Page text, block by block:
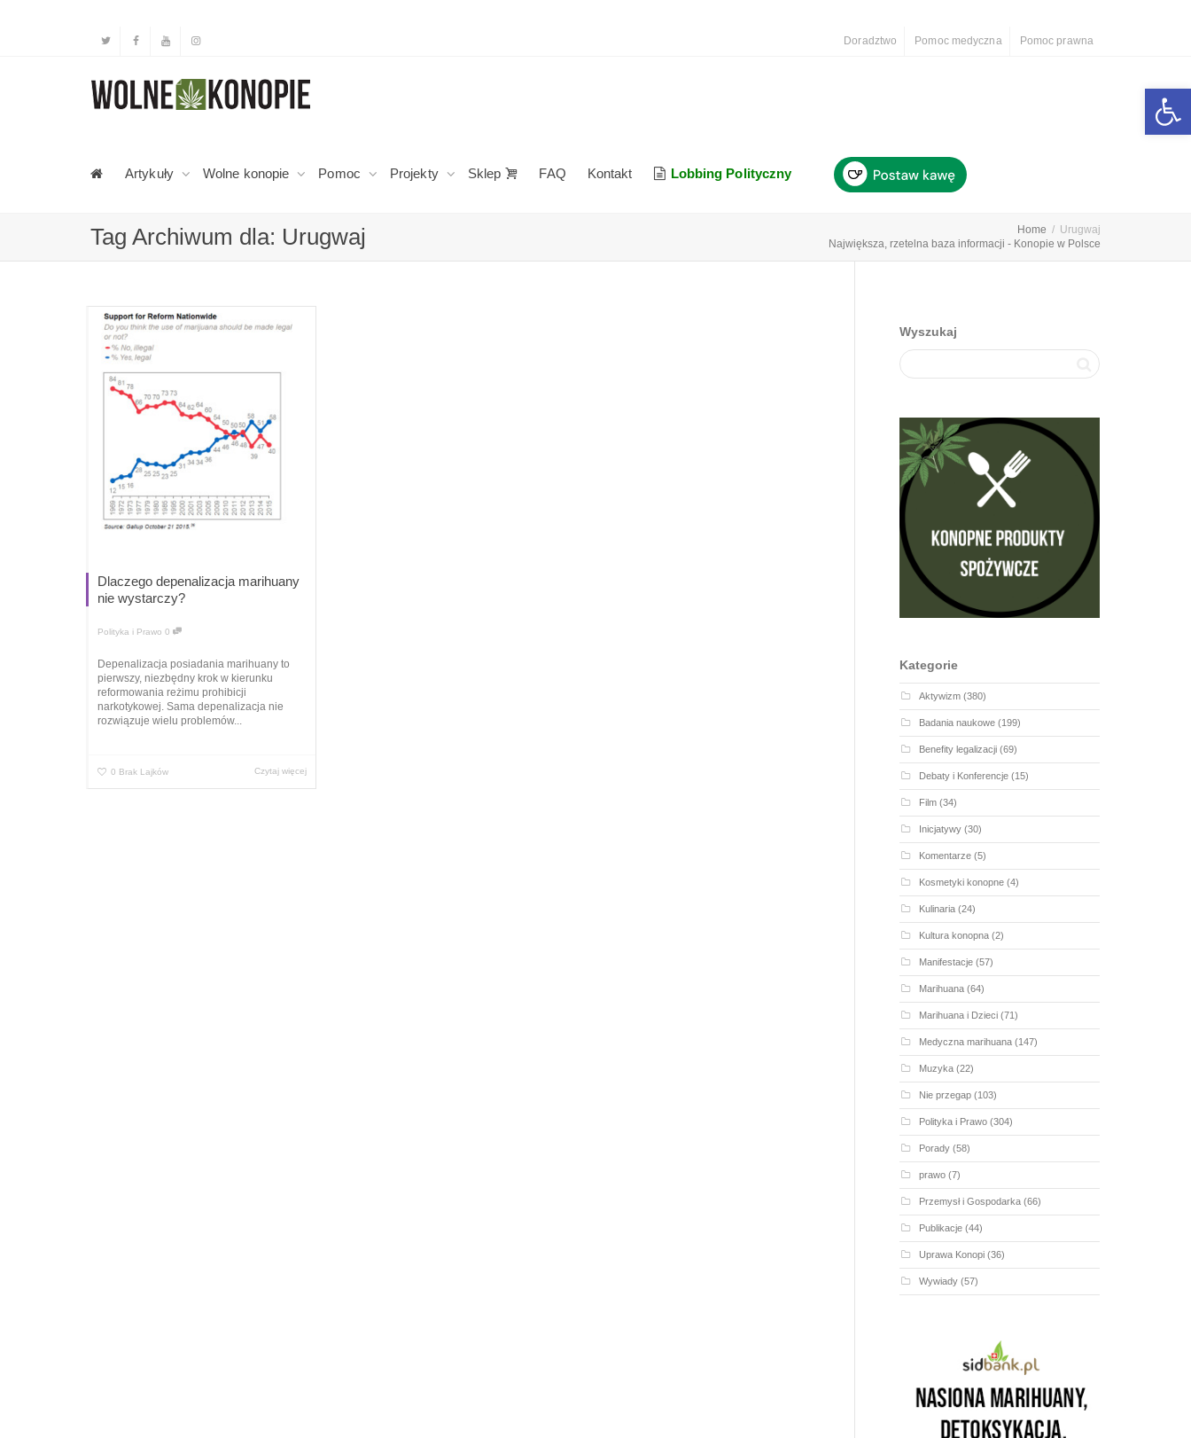
Doradztwo Pomoc medyczna Pomoc prawna
Artykuły Wolne konopie Pomoc Projekty Sklep FAQ Kontakt Lobbing Polityczny
Tag Archiwum dla: Urugwaj Home
Urugwaj
Największa, rzetelna baza informacji - Konopie w Polsce
Dlaczego depenalizacja marihuany
nie wystarczy?
Polityka i Prawo 0
Depenalizacja posiadania marihuany to
pierwszy, niezbędny krok w kierunku
reformowania reżimu prohibicji
narkotykowej. Sama depenalizacja nie
rozwiązuje wielu problemów...
0 Brak Lajków Czytaj więcej
Wyszukaj
Kategorie
Aktywizm(380)
Badania naukowe(199)
Benefity legalizacji(69)
Debaty i Konferencje(15)
Film(34)
Inicjatywy(30)
Komentarze(5)
Kosmetyki konopne(4)
Kulinaria(24)
Kultura konopna(2)
Manifestacje(57)
Marihuana(64)
Marihuana i Dzieci(71)
Medyczna marihuana(147)
Muzyka(22)
Nie przegap(103)
Polityka i Prawo(304)
Porady(58)
prawo(7)
Przemysł i Gospodarka(66)
Publikacje(44)
Uprawa Konopi(36)
Wywiady(57)